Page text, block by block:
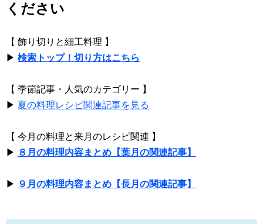
ください
【 飾り切りと細工料理 】
▶ 検索トップ！切り方はこちら
【 季節記事・人気のカテゴリー 】
▶ 夏の料理レシピ関連記事を見る
【 今月の料理と来月のレシピ関連 】
▶ ８月の料理内容まとめ【葉月の関連記事】
▶ ９月の料理内容まとめ【長月の関連記事】